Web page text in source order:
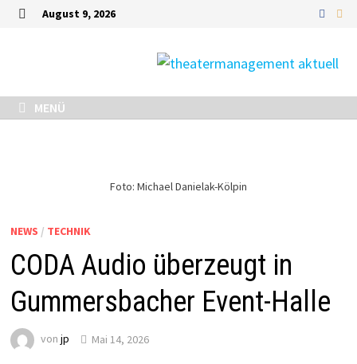
Zurück
August 9, 2026
MENÜ
Foto: Michael Danielak-Kölpin
NEWS / TECHNIK
CODA Audio überzeugt in
Gummersbacher Event-Halle
vonjp Mai 14, 2026